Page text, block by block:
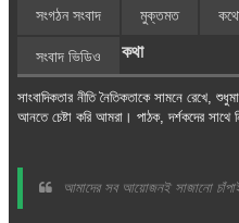
সংগঠন সংবাদ মুক্তমত
সংবাদ ভিডিও কথা
সাংবাদিকতার নীতি নৈতিকতাকে সামনে রেখে,
আনতে চেষ্টা করি আমরা। পাঠক, দর্শকদের
আমাদের সব আয়োজনই সাজানো